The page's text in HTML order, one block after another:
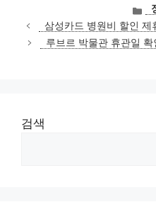
카
테
고
리
삼성카드 병원비 할인 제
루브르 박물관 휴관일
검색